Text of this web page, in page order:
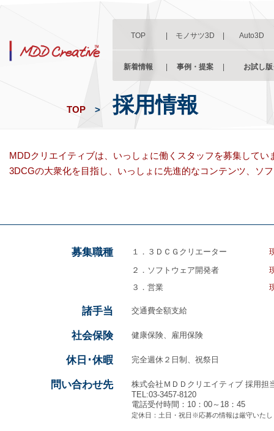
TOP モノサツ3D Auto3D
新着情報 事例・提案 お試し
TOP > 採用情報
MDDクリエイティブは、いっしょに働くスタッフを募集してい
3DCGの大衆化を目指し、いっしょに先進的なコンテンツ、ソ
募集職種 １．３ＤＣＧクリエーター
２．ソフトウェア開発者
３．営業
諸手当 交通費全額支給
社会保険 健康保険、雇用保険
休日･休暇 完全週休２日制、祝祭日
問い合わせ先
株式会社ＭＤＤクリエイティブ 採用担
TEL:03-3457-8120
電話受付時間：10：00～18：45
定休日：土日・祝日※応募の情報は厳守いた